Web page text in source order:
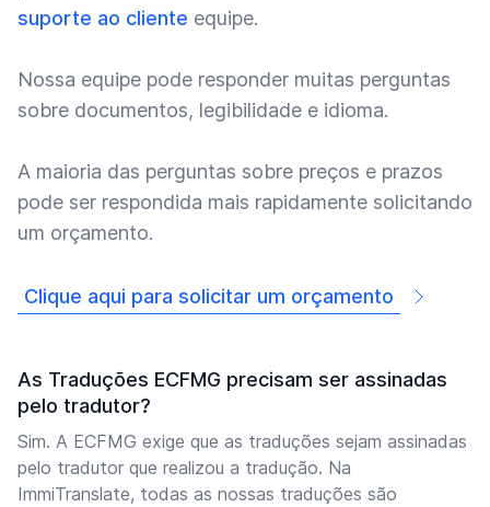
suporte ao cliente equipe.
Nossa equipe pode responder muitas perguntas
sobre documentos, legibilidade e idioma.
A maioria das perguntas sobre preços e prazos
pode ser respondida mais rapidamente solicitando
um orçamento.
Clique aqui para solicitar um orçamento
As Traduções ECFMG precisam ser assinadas
pelo tradutor?
Sim. A ECFMG exige que as traduções sejam assinadas
pelo tradutor que realizou a tradução. Na
ImmiTranslate, todas as nossas traduções são